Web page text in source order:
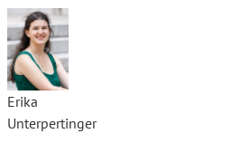
Erika
Unterpertinger